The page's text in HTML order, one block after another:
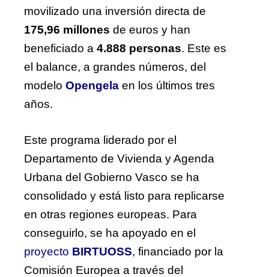
movilizado una inversión directa de
175,96 millones de euros y han
beneficiado a 4.888 personas. Este es
el balance, a grandes números, del
modelo Opengela en los últimos tres
años.
Este programa liderado por el
Departamento de Vivienda y Agenda
Urbana del Gobierno Vasco se ha
consolidado y está listo para replicarse
en otras regiones europeas. Para
conseguirlo, se ha apoyado en el
proyecto BIRTUOSS, financiado por la
Comisión Europea a través del